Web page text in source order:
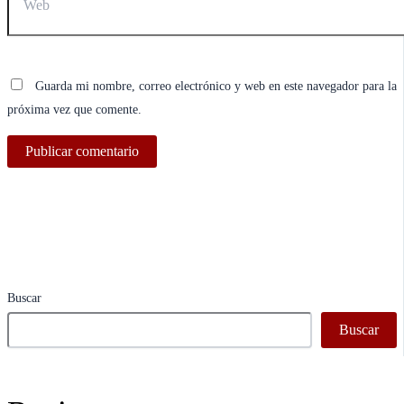
Guarda mi nombre, correo electrónico y web en este navegador para la
próxima vez que comente.
Buscar
Buscar